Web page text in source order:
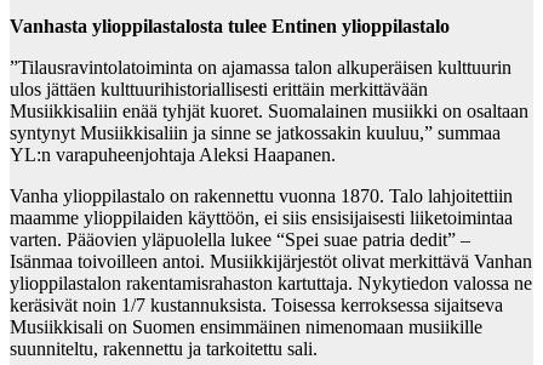
Vanhasta ylioppilastalosta tulee Entinen ylioppilastalo
”Tilausravintolatoiminta on ajamassa talon alkuperäisen kulttuurin
ulos jättäen kulttuurihistoriallisesti erittäin merkittävään
Musiikkisaliin enää tyhjät kuoret. Suomalainen musiikki on osaltaan
syntynyt Musiikkisaliin ja sinne se jatkossakin kuuluu,” summaa
YL:n varapuheenjohtaja Aleksi Haapanen.
Vanha ylioppilastalo on rakennettu vuonna 1870. Talo lahjoitettiin
maamme ylioppilaiden käyttöön, ei siis ensisijaisesti liiketoimintaa
varten. Pääovien yläpuolella lukee “Spei suae patria dedit” –
Isänmaa toivoilleen antoi. Musiikkijärjestöt olivat merkittävä Vanhan
ylioppilastalon rakentamisrahaston kartuttaja. Nykytiedon valossa ne
keräsivät noin 1/7 kustannuksista. Toisessa kerroksessa sijaitseva
Musiikkisali on Suomen ensimmäinen nimenomaan musiikille
suunniteltu, rakennettu ja tarkoitettu sali.